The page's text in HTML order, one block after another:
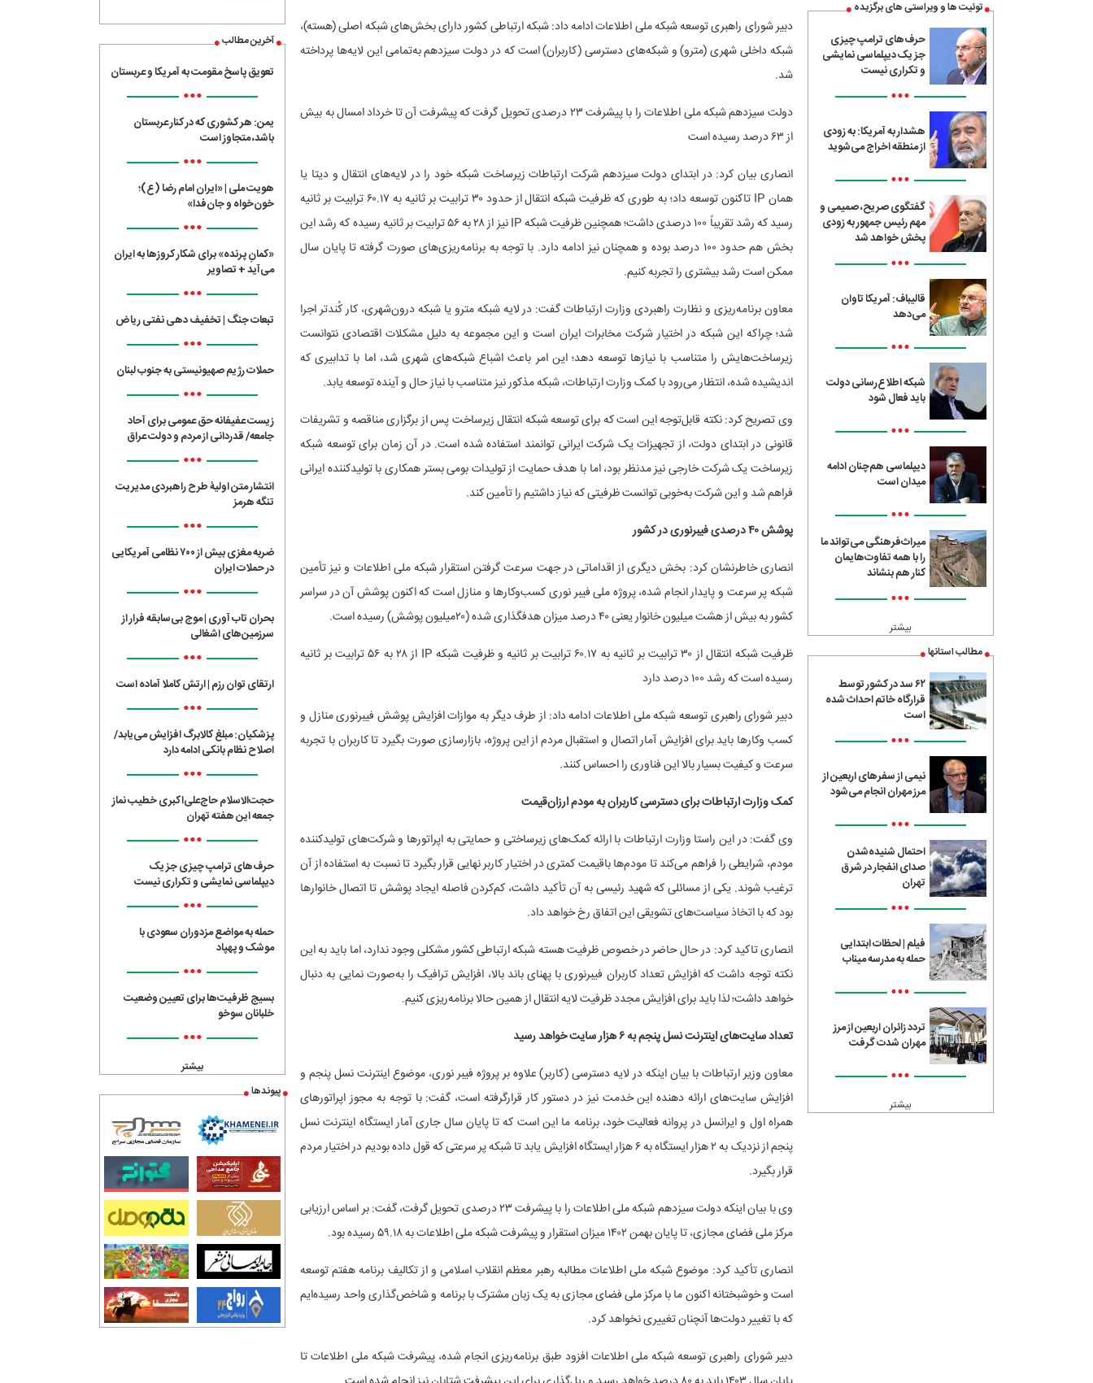
توئیت ها و ویراستی های برگزیده
حرف‌های ترامپ چیزی
جز یک دیپلماسی نمایشی
و تکراری نیست
•••
هشدار به آمریکا: به زودی
از منطقه اخراج می‌شوید
•••
گفتگوی صریح، صمیمی و
مهم رئیس جمهور به زودی
پخش خواهد شد
•••
قالیباف: آمریکا تاوان
می‌دهد
•••
شبکه اطلاع‌رسانی دولت
باید فعال شود
•••
دیپلماسی هم‌چنان ادامه
میدان است
•••
میراث‌فرهنگی می‌تواند ما
را با همه تفاوت‌هایمان
کنار هم بنشاند
•••
بیشتر
مطالب استانها
۶۲ سد در کشور توسط
قرارگاه خاتم احداث شده
است
•••
نیمی از سفرهای اربعین از
مرز مهران انجام می‌شود
•••
احتمال شنیده‌شدن
صدای انفجار در شرق
تهران
•••
فیلم | لحظات ابتدایی
حمله به مدرسه میناب
•••
تردد زائران اربعین از مرز
مهران شدت گرفت
•••
بیشتر
دبیر شورای راهبری توسعه شبکه ملی اطلاعات ادامه داد: شبکه ارتباطی کشور دارای بخش‌های شبکه اصلی (هسته)،
شبکه داخلی شهری (مترو) و شبکه‌های دسترسی (کاربران) است که در دولت سیزدهم به‌تمامی این لایه‌ها پرداخته
شد.
دولت سیزدهم شبکه ملی اطلاعات را با پیشرفت ۲۳ درصدی تحویل گرفت که پیشرفت آن تا خرداد امسال به بیش
از ۶۳ درصد رسیده است
انصاری بیان کرد: در ابتدای دولت سیزدهم شرکت ارتباطات زیرساخت شبکه خود را در لایه‌های انتقال و دیتا یا
همان IP تاکنون توسعه داد؛ به طوری که ظرفیت شبکه انتقال از حدود ۳۰ ترابیت بر ثانیه به ۶۰.۱۷ ترابیت بر ثانیه
رسید که رشد تقریباً ۱۰۰ درصدی داشت؛ همچنین ظرفیت شبکه IP نیز از ۲۸ به ۵۶ ترابیت بر ثانیه رسیده که رشد این
بخش هم حدود ۱۰۰ درصد بوده و همچنان نیز ادامه دارد. با توجه به برنامه‌ریزی‌های صورت گرفته تا پایان سال
ممکن است رشد بیشتری را تجربه کنیم.
معاون برنامه‌ریزی و نظارت راهبردی وزارت ارتباطات گفت: در لایه شبکه مترو یا شبکه درون‌شهری، کار کُندتر اجرا
شد؛ چراکه این شبکه در اختیار شرکت مخابرات ایران است و این مجموعه به دلیل مشکلات اقتصادی نتوانست
زیرساخت‌هایش را متناسب با نیازها توسعه دهد؛ این امر باعث اشباع شبکه‌های شهری شد، اما با تدابیری که
اندیشیده شده، انتظار می‌رود با کمک وزارت ارتباطات، شبکه مذکور نیز متناسب با نیاز حال و آینده توسعه یابد.
وی تصریح کرد: نکته قابل‌توجه این است که برای توسعه شبکه انتقال زیرساخت پس از برگزاری مناقصه و تشریفات
قانونی در ابتدای دولت، از تجهیزات یک شرکت ایرانی توانمند استفاده شده است. در آن زمان برای توسعه شبکه
زیرساخت یک شرکت خارجی نیز مدنظر بود، اما با هدف حمایت از تولیدات بومی بستر همکاری با تولیدکننده ایرانی
فراهم شد و این شرکت به‌خوبی توانست ظرفیتی که نیاز داشتیم را تأمین کند.
پوشش ۴۰ درصدی فیبرنوری در کشور
انصاری خاطرنشان کرد: بخش دیگری از اقداماتی در جهت سرعت گرفتن استقرار شبکه ملی اطلاعات و نیز تأمین
شبکه پر سرعت و پایدار انجام شده، پروژه ملی فیبر نوری کسب‌وکارها و منازل است که اکنون پوشش آن در سراسر
کشور به بیش از هشت میلیون خانوار یعنی ۴۰ درصد میزان هدفگذاری شده (۲۰میلیون پوشش) رسیده است.
ظرفیت شبکه انتقال از ۳۰ ترابیت بر ثانیه به ۶۰.۱۷ ترابیت بر ثانیه و ظرفیت شبکه IP از ۲۸ به ۵۶ ترابیت بر ثانیه
رسیده است که رشد ۱۰۰ درصد دارد
دبیر شورای راهبری توسعه شبکه ملی اطلاعات ادامه داد: از طرف دیگر به موازات افزایش پوشش فیبرنوری منازل و
کسب وکارها باید برای افزایش آمار اتصال و استقبال مردم از این پروژه، بازارسازی صورت بگیرد تا کاربران با تجربه
سرعت و کیفیت بسیار بالا این فناوری را احساس کنند.
کمک وزارت ارتباطات برای دسترسی کاربران به مودم ارزان‌قیمت
وی گفت: در این راستا وزارت ارتباطات با ارائه کمک‌های زیرساختی و حمایتی به اپراتورها و شرکت‌های تولیدکننده
مودم، شرایطی را فراهم می‌کند تا مودم‌ها باقیمت کمتری در اختیار کاربر نهایی قرار بگیرد تا نسبت به استفاده از آن
ترغیب شوند. یکی از مسائلی که شهید رئیسی به آن تأکید داشت، کم‌کردن فاصله ایجاد پوشش تا اتصال خانوارها
بود که با اتخاذ سیاست‌های تشویقی این اتفاق رخ خواهد داد.
انصاری تاکید کرد: در حال حاضر در خصوص ظرفیت هسته شبکه ارتباطی کشور مشکلی وجود ندارد، اما باید به این
نکته توجه داشت که افزایش تعداد کاربران فیبرنوری با پهنای باند بالا، افزایش ترافیک را به‌صورت نمایی به دنبال
خواهد داشت؛ لذا باید برای افزایش مجدد ظرفیت لایه انتقال از همین حالا برنامه‌ریزی کنیم.
تعداد سایت‌های اینترنت نسل پنجم به ۶ هزار سایت خواهد رسید
معاون وزیر ارتباطات با بیان اینکه در لایه دسترسی (کاربر) علاوه بر پروژه فیبر نوری، موضوع اینترنت نسل پنجم و
افزایش سایت‌های ارائه دهنده این خدمت نیز در دستور کار قرارگرفته است، گفت: با توجه به مجوز اپراتورهای
همراه اول و ایرانسل در پروانه فعالیت خود، برنامه ما این است که تا پایان سال جاری آمار ایستگاه اینترنت نسل
پنجم از نزدیک به ۲ هزار ایستگاه به ۶ هزار ایستگاه افزایش یابد تا شبکه پر سرعتی که قول داده بودیم در اختیار مردم
قرار بگیرد.
وی با بیان اینکه دولت سیزدهم شبکه ملی اطلاعات را با پیشرفت ۲۳ درصدی تحویل گرفت، گفت: بر اساس ارزیابی
مرکز ملی فضای مجازی، تا پایان بهمن ۱۴۰۲ میزان استقرار و پیشرفت شبکه ملی اطلاعات به ۵۹.۱۸ رسیده بود.
انصاری تأکید کرد: موضوع شبکه ملی اطلاعات مطالبه رهبر معظم انقلاب اسلامی و از تکالیف برنامه هفتم توسعه
است و خوشبختانه اکنون ما با مرکز ملی فضای مجازی به یک زبان مشترک با برنامه و شاخص‌گذاری واحد رسیده‌ایم
که با تغییر دولت‌ها آنچنان تغییری نخواهد کرد.
دبیر شورای راهبری توسعه شبکه ملی اطلاعات افزود طبق برنامه‌ریزی انجام شده، پیشرفت شبکه ملی اطلاعات تا
آخرین مطالب
تعویق پاسخ مقومت به آمریکا و عربستان
•••
یمن: هر کشوری که در کنار عربستان
باشد، متجاوز است
•••
هویت ملی | «ایران امام رضا (ع)؛
خون‌خواه و جان‌فدا»
•••
«کمانِ پرنده» برای شکار کروزها به ایران
می‌آید + تصاویر
•••
تبعات جنگ | تخفیف دهی نفتی ریاض
•••
حملات رژیم صهیونیستی به جنوب لبنان
•••
زیست عفیفانه حق عمومی برای آحاد
جامعه/ قدردانی از مردم و دولت عراق
•••
انتشار متن اولیۀ طرح راهبردی مدیریت
تنگه هرمز
•••
ضربه مغزی بیش از ۷۰۰ نظامی آمریکایی
در حملات ایران
•••
بحران تاب آوری | موج بی‌سابقه فرار از
سرزمین‌های اشغالی
•••
ارتقای توان رزم | ارتش کاملا آماده است
•••
پزشکیان: مبلغ کالابرگ افزایش می‌یابد/
اصلاح نظام بانکی ادامه دارد
•••
حجت‌الاسلام حاج‌علی‌اکبری خطیب نماز
جمعه این هفته تهران
•••
حرف‌های ترامپ چیزی جز یک
دیپلماسی نمایشی و تکراری نیست
•••
حمله به مواضع مزدوران سعودی با
موشک و پهپاد
•••
بسیج ظرفیت‌ها برای تعیین وضعیت
خلبانان سوخو
•••
بیشتر
پیوندها